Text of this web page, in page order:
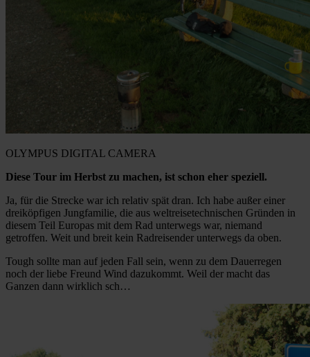
OLYMPUS DIGITAL CAMERA
Diese Tour im Herbst zu machen, ist schon eher speziell.
Ja, für die Strecke war ich relativ spät dran. Ich habe außer einer
dreiköpfigen Jungfamilie, die aus weltreisetechnischen Gründen in
diesem Teil Europas mit dem Rad unterwegs war, niemand
getroffen. Weit und breit kein Radreisender unterwegs da oben.
Tough sollte man auf jeden Fall sein, wenn zu dem Dauerregen
noch der liebe Freund Wind dazukommt. Weil der macht das
Ganzen dann wirklich sch…